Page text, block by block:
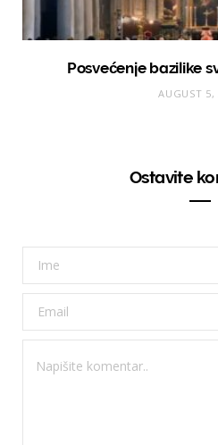
Posvećenje bazilike
AUGUST 5,
Ostavite